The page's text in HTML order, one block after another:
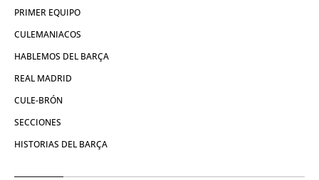
PRIMER EQUIPO
CULEMANIACOS
HABLEMOS DEL BARÇA
REAL MADRID
CULE-BRÓN
SECCIONES
HISTORIAS DEL BARÇA